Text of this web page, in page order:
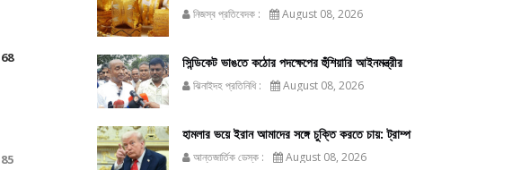
68
85
নিজস্ব প্রতিবেদক : August 08, 2026
সিন্ডিকেট ভাঙতে কঠোর পদক্ষেপের হুঁশিয়ারি আইনমন্ত্রীর
ঝিনাইদহ প্রতিনিধি : August 08, 2026
হামলার ভয়ে ইরান আমাদের সঙ্গে চুক্তি করতে চায়: ট্রাম্প
আন্তজার্তিক ডেস্ক : August 08, 2026